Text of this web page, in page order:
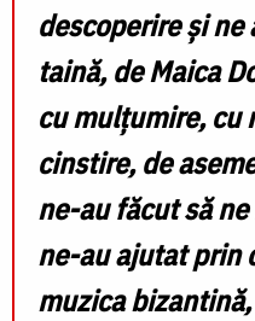
descoperire și ne
taină, de Maica
cu mulțumire, cu
cinstire, de
ne-au făcut să
ne-au ajutat prin
muzica